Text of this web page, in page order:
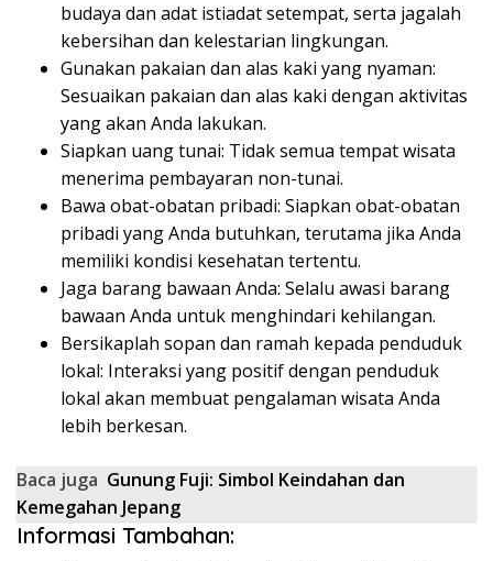
budaya dan adat istiadat setempat, serta jagalah
kebersihan dan kelestarian lingkungan.
Gunakan pakaian dan alas kaki yang nyaman:
Sesuaikan pakaian dan alas kaki dengan aktivitas
yang akan Anda lakukan.
Siapkan uang tunai: Tidak semua tempat wisata
menerima pembayaran non-tunai.
Bawa obat-obatan pribadi: Siapkan obat-obatan
pribadi yang Anda butuhkan, terutama jika Anda
memiliki kondisi kesehatan tertentu.
Jaga barang bawaan Anda: Selalu awasi barang
bawaan Anda untuk menghindari kehilangan.
Bersikaplah sopan dan ramah kepada penduduk
lokal: Interaksi yang positif dengan penduduk
lokal akan membuat pengalaman wisata Anda
lebih berkesan.
Baca juga Gunung Fuji: Simbol Keindahan dan
Kemegahan Jepang
Informasi Tambahan: